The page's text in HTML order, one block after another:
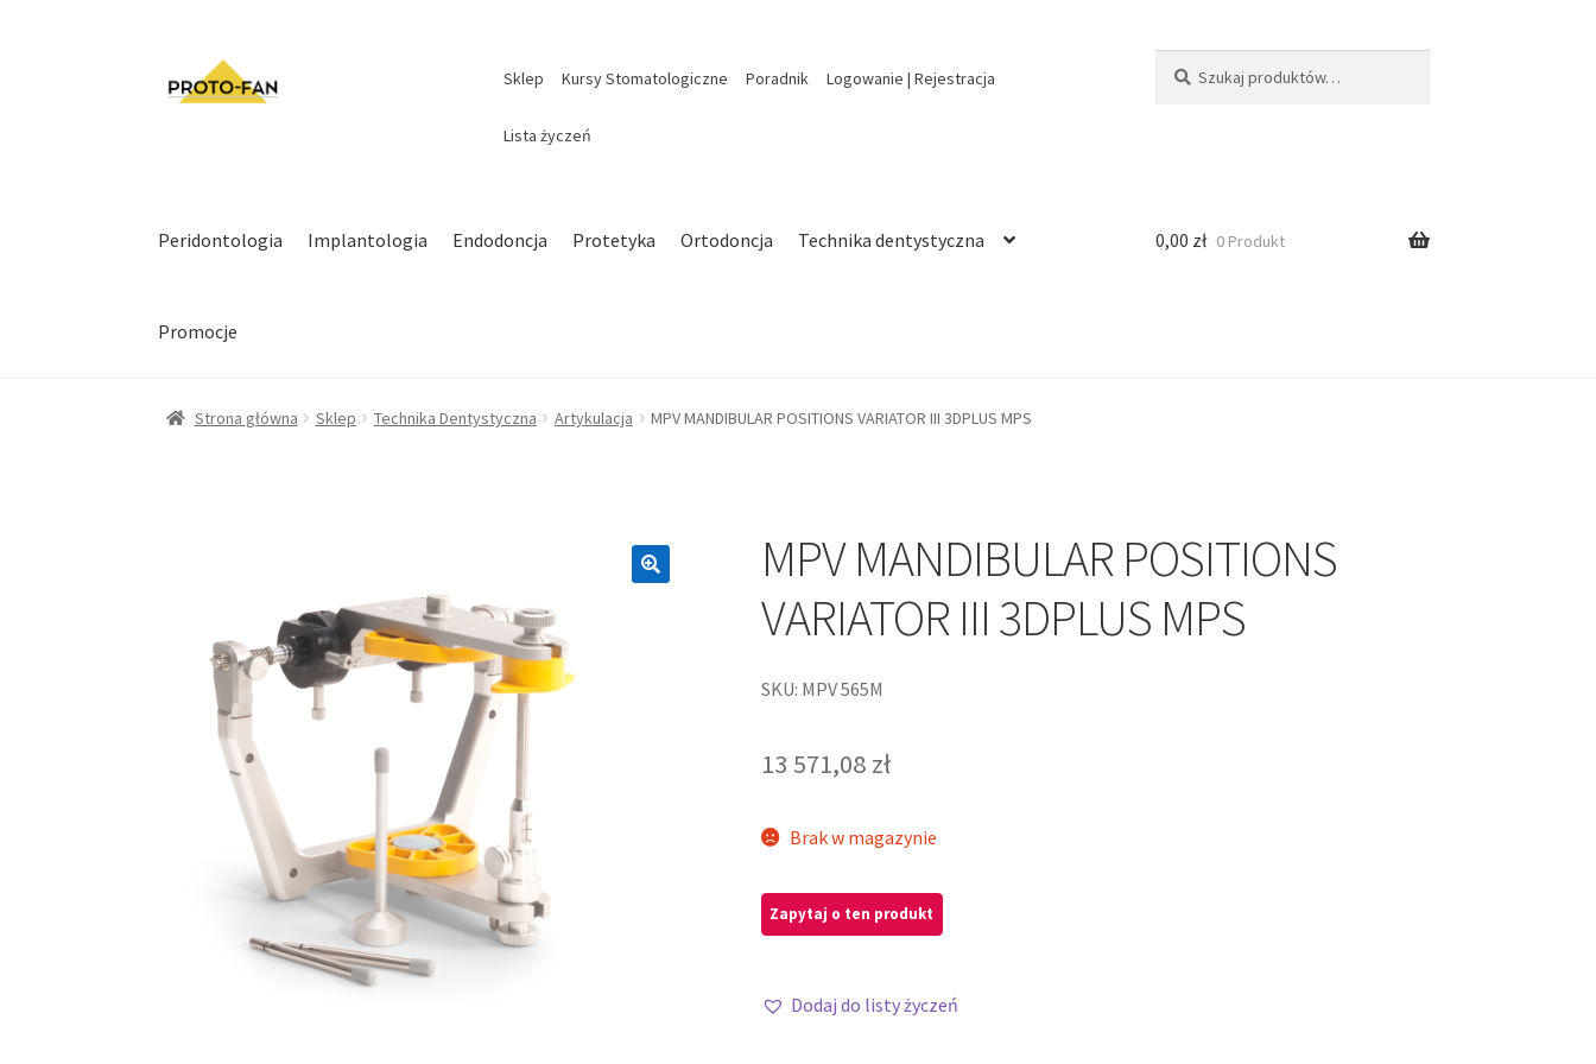
Sklep Kursy Stomatologiczne Poradnik Logowanie | Rejestracja
Lista życzeń
Peridontologia Implantologia Endodoncja Protetyka Ortodoncja Technika dentystyczna
Promocje
0,00 zł 0 Produkt
Strona główna Sklep Technika Dentystyczna Artykulacja MPV MANDIBULAR POSITIONS VARIATOR III 3DPLUS MPS
MPV MANDIBULAR POSITIONS
VARIATOR III 3DPLUS MPS
SKU: MPV 565M
13 571,08 zł
Brak w magazynie
Dodaj do listy życzeń